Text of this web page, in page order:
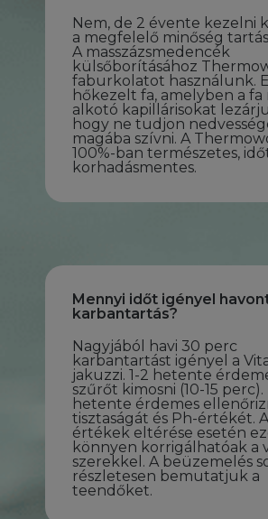
Nem, de 2 évente kezelni
a megfelelő minőség
A masszázsmedencék
külsőborításához
faburkolatot használunk.
hőkezelt fa, amelyben a fa
alkotó kapillárisokat
hogy ne tudjon
magába szívni. A
100%-ban természetes,
korhadásmentes.
Mennyi időt igényel
karbantartás?
Nagyjából havi 30 perc
karbantartást igényel a
jakuzzi. 1-2 hetente
szűrőt kimosni (10-15
hetente érdemes
tisztaságát és Ph-értékét.
értékek eltérése esetén
könnyen korrigálhatóak a
szerekkel. A beüzemelés
részletesen bemutatjuk a
teendőket.